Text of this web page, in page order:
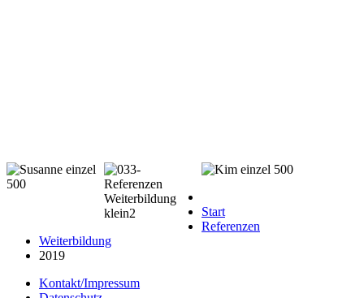
Start
Referenzen
Weiterbildung
2019
Kontakt/Impressum